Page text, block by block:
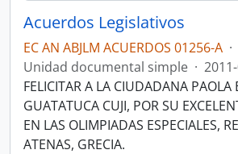
Acuerdos Legislativos
EC AN ABJLM ACUERDOS 01256-A ·
Unidad documental simple ·
FELICITAR A LA CIUDADANA PAOLA
GUATATUCA CUJI, POR SU
EN LAS OLIMPIADAS ESPECIALES,
ATENAS, GRECIA.